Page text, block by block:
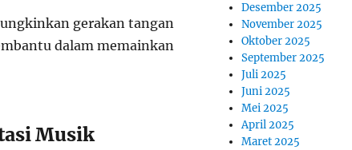
gerakan tangan
dalam memainkan
Musik
Desember 2025
November 2025
Oktober 2025
September 2025
Juli 2025
Juni 2025
Mei 2025
April 2025
Maret 2025